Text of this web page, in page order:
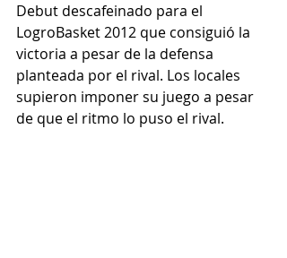
Debut descafeinado para el
LogroBasket 2012 que consiguió la
victoria a pesar de la defensa
planteada por el rival. Los locales
supieron imponer su juego a pesar
de que el ritmo lo puso el rival.